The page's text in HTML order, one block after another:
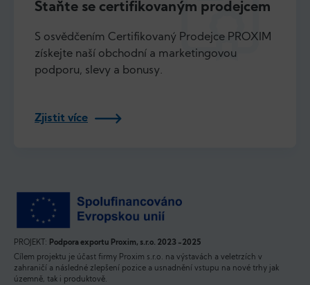
Staňte se certifikovaným prodejcem
S osvědčením Certifikovaný Prodejce PROXIM
získejte naší obchodní a marketingovou
podporu, slevy a bonusy.
Zjistit více
PROJEKT: Podpora exportu Proxim, s.r.o. 2023 -2025
Cílem projektu je účast firmy Proxim s.r.o. na výstavách a veletrzích v
zahraničí a následné zlepšení pozice a usnadnění vstupu na nové trhy jak
územně, tak i produktově.